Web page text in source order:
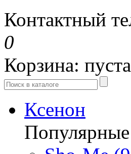
Контактный
0
Корзина: пуста
Ксенон